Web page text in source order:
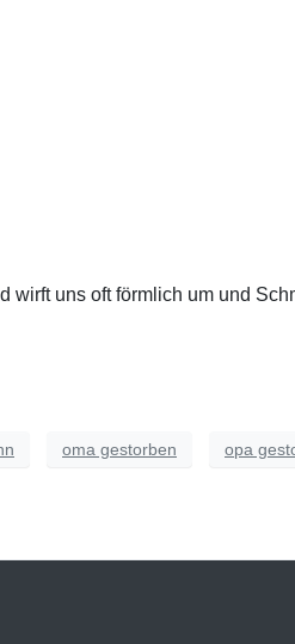
wirft uns oft förmlich um und
oma gestorben opa